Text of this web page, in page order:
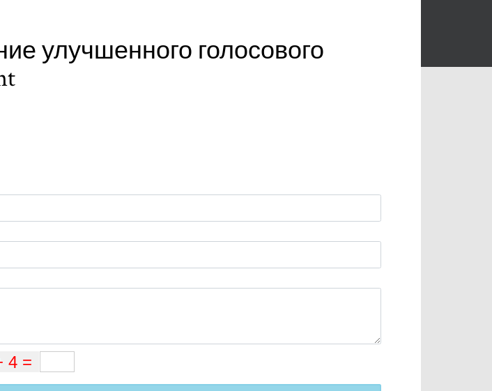
улучшенного голосового